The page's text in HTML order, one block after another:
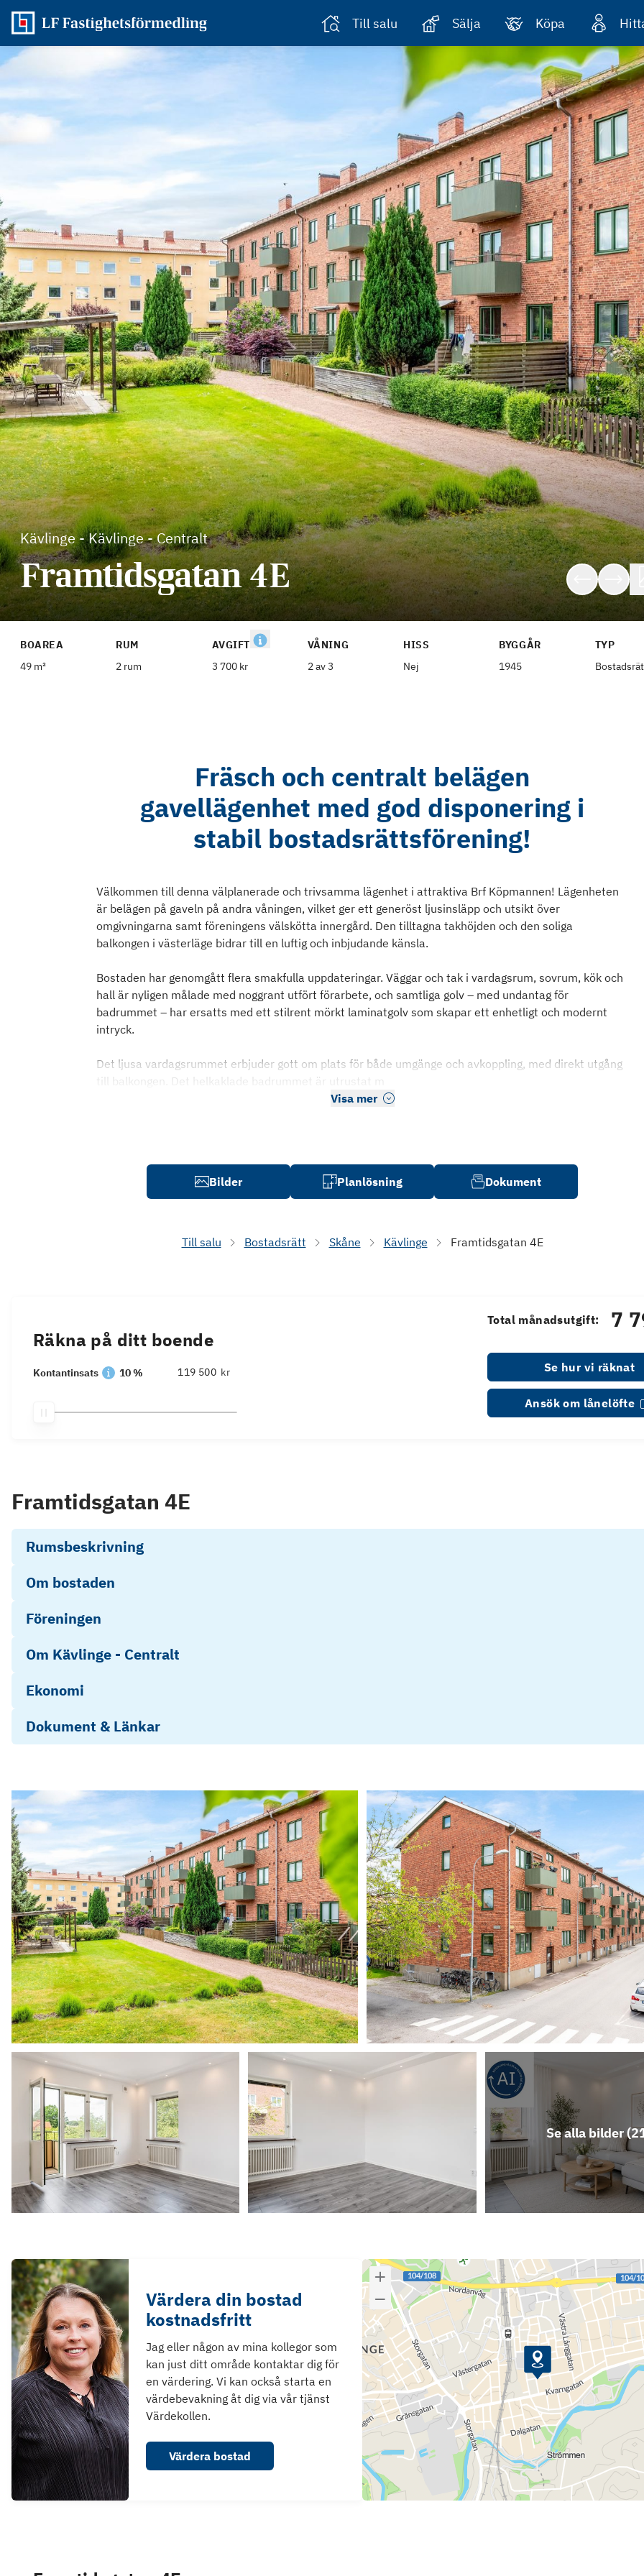
Till salu Sälja Köpa
Kävlinge-Kävlinge - Centralt
Framtidsgatan 4E
BOAREA
49 m²
RUM
2 rum
AVGIFT
3 700 kr
VÅNING
2 av 3
HISS
Nej
BYGGÅR
1945
TYP
Fräsch och centralt belägen
gavellägenhet med god disponering i
stabil bostadsrättsförening!
Välkommen till denna välplanerade och trivsamma lägenhet i attraktiva Brf Köpmannen! Lägenheten
är belägen på gaveln på andra våningen, vilket ger ett generöst ljusinsläpp och utsikt över
omgivningarna samt föreningens välskötta innergård. Den tilltagna takhöjden och den soliga
balkongen i västerläge bidrar till en luftig och inbjudande känsla.
Bostaden har genomgått flera smakfulla uppdateringar. Väggar och tak i vardagsrum, sovrum, kök och
hall är nyligen målade med noggrant utfört förarbete, och samtliga golv – med undantag för
badrummet – har ersatts med ett stilrent mörkt laminatgolv som skapar ett enhetligt och modernt
intryck.
Det ljusa vardagsrummet erbjuder gott om plats för både umgänge och avkoppling, med direkt utgång
till balkongen. Det helkaklade badrummet är utrustat m
Visa mer
Bilder Planlösning Dokument
Till salu Bostadsrätt Skåne Kävlinge Framtidsgatan 4E
Räkna på ditt boende
Kontantinsats 10 % kr
Total månadsutgift: 7
Se hur vi räknat
Ansök om lånelöfte
Framtidsgatan 4E
Rumsbeskrivning
Om bostaden
Föreningen
Om Kävlinge - Centralt
Ekonomi
Dokument & Länkar
Stadgar Årsredovisning Brf Köpmannen 2024
ÅR 2025 Brf Köpmannen
Objektsbeskrivning
Se alla bilder (
Värdera din bostad
kostnadsfritt
Jag eller någon av mina kollegor som
kan just ditt område kontaktar dig för
en värdering. Vi kan också starta en
värdebevakning åt dig via vår tjänst
Värdekollen.
Värdera bostad